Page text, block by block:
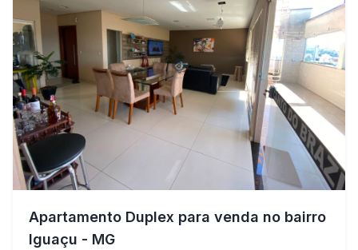
Apartamento Duplex para venda no bairro
Iguaçu - MG